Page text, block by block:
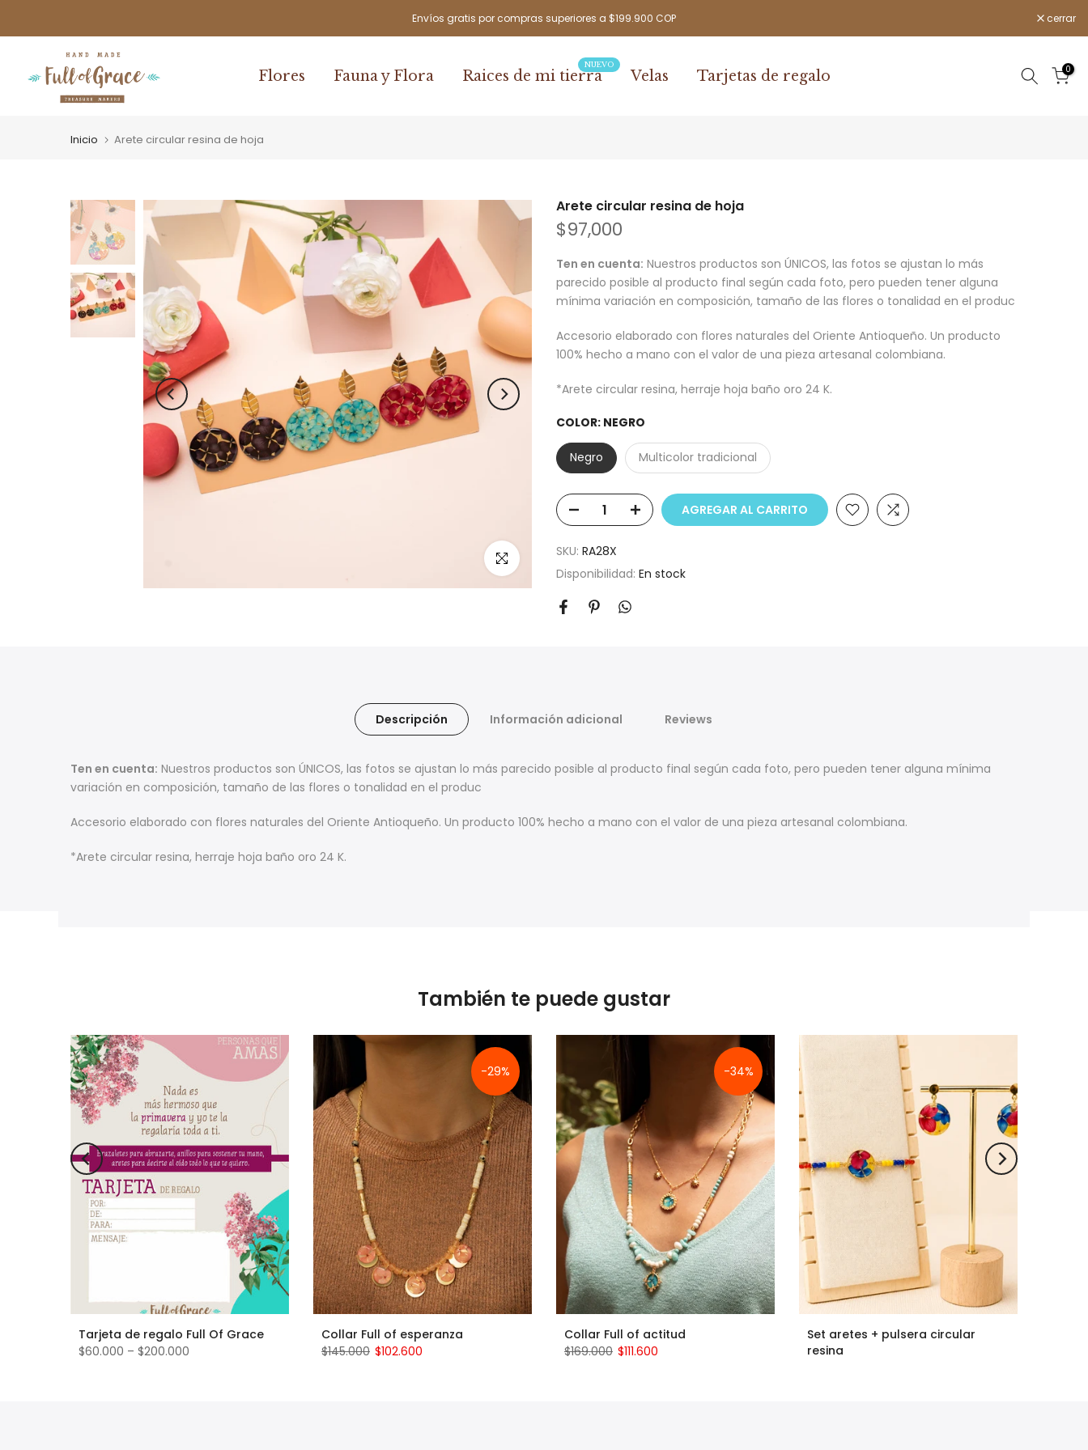
al
contenido
Envíos gratis por compras superiores a $199.900 COP cerrar
Flores Fauna y Flora Raices de mi tierra
NUEVO
Velas Tarjetas de regalo 0
Inicio Arete circular resina de hoja
Haz clic para ampliar
Arete circular resina de hoja
$97,000
Ten en cuenta: Nuestros productos son ÚNICOS, las fotos se ajustan lo más
parecido posible al producto final según cada foto, pero pueden tener alguna
mínima variación en composición, tamaño de las flores o tonalidad en el produc
Accesorio elaborado con flores naturales del Oriente Antioqueño. Un producto
100% hecho a mano con el valor de una pieza artesanal colombiana.
*Arete circular resina, herraje hoja baño oro 24 K.
COLOR: NEGRO
Negro Multicolor tradicional
AGREGAR AL CARRITO
SKU: RA28X
Disponibilidad: En stock
Descripción Información adicional Reviews
Ten en cuenta: Nuestros productos son ÚNICOS, las fotos se ajustan lo más parecido posible al producto final según cada foto, pero pueden tener alguna mínima
variación en composición, tamaño de las flores o tonalidad en el produc
Accesorio elaborado con flores naturales del Oriente Antioqueño. Un producto 100% hecho a mano con el valor de una pieza artesanal colombiana.
*Arete circular resina, herraje hoja baño oro 24 K.
También te puede gustar
Tarjeta de regalo Full Of Grace
$60.000 – $200.000
-29%
Collar Full of esperanza
$145.000 $102.600
-34%
Collar Full of actitud
$169.000 $111.600
Set aretes + pulsera circular
resina